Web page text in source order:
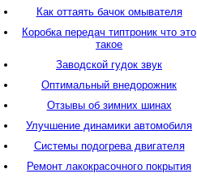
Как оттаять бачок омывателя
Коробка передач типтроник что это
такое
Заводской гудок звук
Оптимальный внедорожник
Отзывы об зимних шинах
Улучшение динамики автомобиля
Системы подогрева двигателя
Ремонт лакокрасочного покрытия